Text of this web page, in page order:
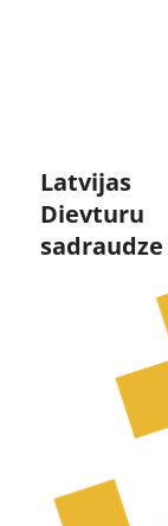
Latvijas
Dievturu
sadraudze